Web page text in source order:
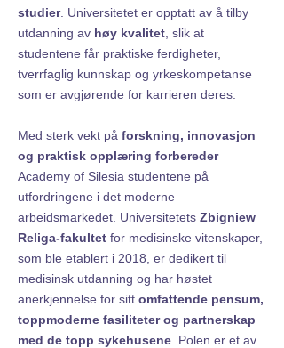
studier. Universitetet er opptatt av å tilby
utdanning av høy kvalitet , slik at
studentene får praktiske ferdigheter,
tverrfaglig kunnskap og yrkeskompetanse
som er avgjørende for karrieren deres.
Med sterk vekt på forskning, innovasjon
og praktisk opplæring forbereder
Academy of Silesia studentene på
utfordringene i det moderne
arbeidsmarkedet. Universitetets Zbigniew
Religa-fakultet for medisinske vitenskaper,
som ble etablert i 2018, er dedikert til
medisinsk utdanning og har høstet
anerkjennelse for sitt omfattende pensum,
toppmoderne fasiliteter og partnerskap
med de topp sykehusene . Polen er et av